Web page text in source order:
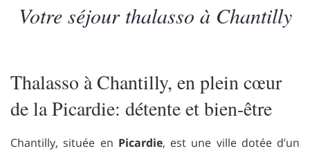
Votre séjour thalasso à Chantilly
Thalasso à Chantilly, en plein cœur
de la Picardie: détente et bien-être
Chantilly, située en Picardie, est une ville dotée d’un